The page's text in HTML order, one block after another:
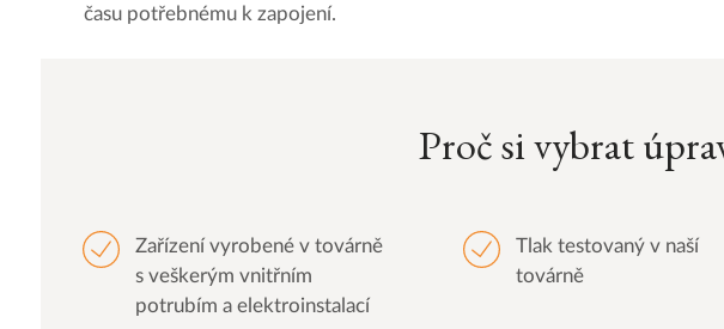
času potřebnému k zapojení.
Proč si vybrat
Zařízení vyrobené v továrně
s veškerým vnitřním
potrubím a elektroinstalací
Tlak testovaný v naší
továrně